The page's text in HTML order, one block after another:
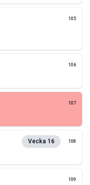
105
106
107
Vecka 16 108
109